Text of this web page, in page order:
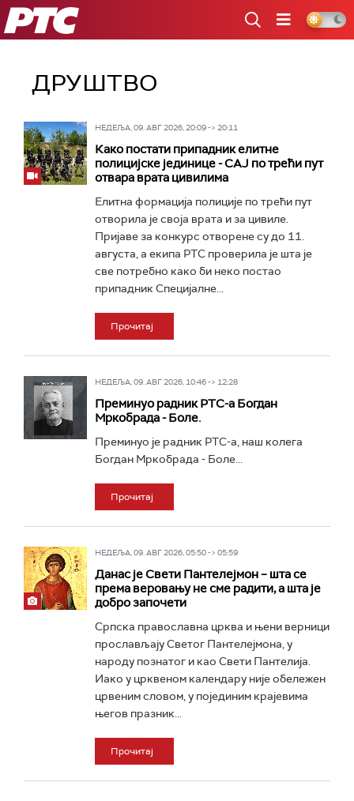
РТС
ДРУШТВО
НЕДЕЉА, 09. АВГ 2026, 20:09 -> 20:11
Како постати припадник елитне
полицијске јединице - СAJ по трећи пут
отвара врата цивилима
Елитна формација полиције по трећи пут
отворила је своја врата и за цивиле.
Пријаве за конкурс отворене су до 11.
августа, а екипа РТС проверила је шта је
све потребно како би неко постао
припадник Специјалне...
Прочитај
НЕДЕЉА, 09. АВГ 2026, 10:46 -> 12:28
Преминуо радник РТС-а Богдан
Мркобрада - Боле.
Преминуо је радник РТС-а, наш колега
Богдан Мркобрада - Боле...
Прочитај
НЕДЕЉА, 09. АВГ 2026, 05:50 -> 05:59
Данас је Свети Пантелејмон – шта се
према веровању не сме радити, а шта је
добро започети
Српска православна црква и њени верници
прослављају Светог Пантелејмона, у
народу познатог и као Свети Пантелија.
Иако у црквеном календару није обележен
црвеним словом, у појединим крајевима
његов празник...
Прочитај